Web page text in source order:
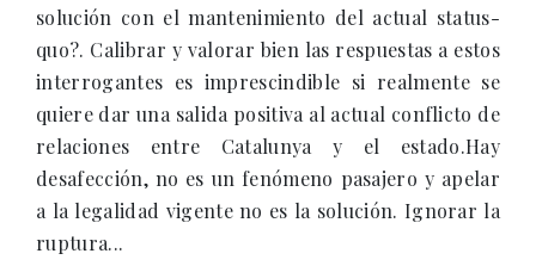
solución con el mantenimiento del actual status-
quo?. Calibrar y valorar bien las respuestas a estos
interrogantes es imprescindible si realmente se
quiere dar una salida positiva al actual conflicto de
relaciones entre Catalunya y el estado.Hay
desafección, no es un fenómeno pasajero y apelar
a la legalidad vigente no es la solución. Ignorar la
ruptura...